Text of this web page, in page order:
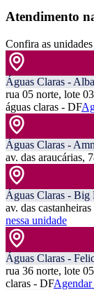
Atendimento
Confira as
Águas Claras -
rua 05 norte, lote
águas claras - DF
Águas Claras -
av. das araucárias,
Águas Claras - Big
av. das
nessa unidade
Águas Claras -
rua 36 norte, lote
claras - DFAgendar